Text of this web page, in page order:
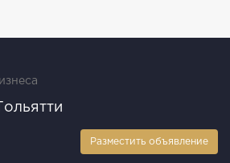
Разместить объявление